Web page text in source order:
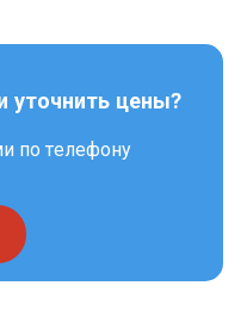
уточнить цены?
по телефону